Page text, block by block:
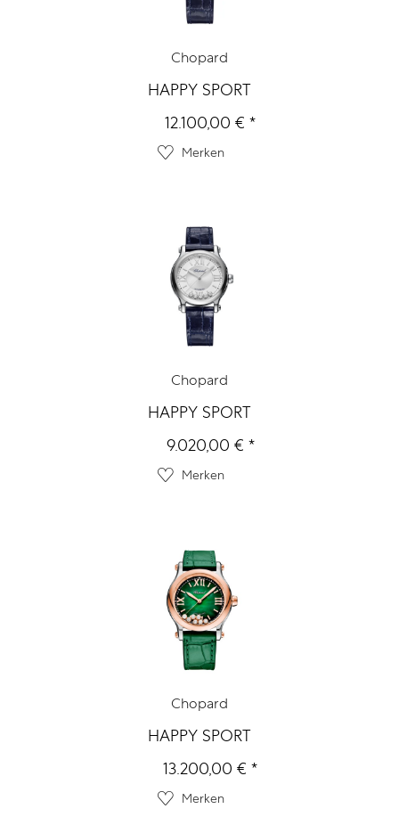
Chopard
HAPPY SPORT
12.100,00 € *
Merken
Chopard
HAPPY SPORT
9.020,00 € *
Merken
Chopard
HAPPY SPORT
13.200,00 € *
Merken